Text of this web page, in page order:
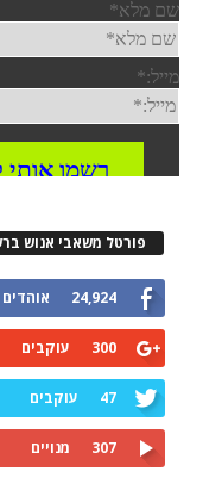
פורטל משאבי אנוש
24,924 אוהדים
300 עוקבים
47 עוקבים
307 מנויים